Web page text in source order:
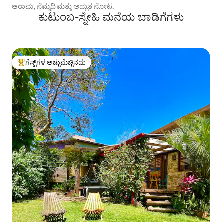
ಆರಾಮ, ನೆಮ್ಮದಿ ಮತ್ತು ಅದ್ಭುತ ನೋಟ.
ಕುಟುಂಬ-ಸ್ನೇಹಿ ಮನೆಯ ಬಾಡಿಗೆಗಳು
ಗೆಸ್ಟ್‌ಗಳಿಗೆ ಅತಿ ಹೆಚ್ಚು ಅಚ್ಚುಮೆಚ್ಚಿನದು
ಗೆಸ್ಟ್‌ಗಳ ಅಚ್ಚುಮೆಚ್ಚಿನದು